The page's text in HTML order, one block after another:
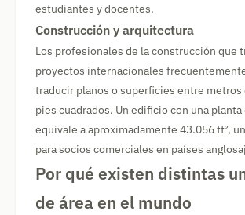
estudiantes y docentes.
Construcción y arquitectura
Los profesionales de la construcción que
proyectos internacionales
traducir planos o superficies entre metros
pies cuadrados. Un edificio con una planta
equivale a aproximadamente 43.056 ft²,
para socios comerciales en países
Por qué existen distintas
de área en el mundo